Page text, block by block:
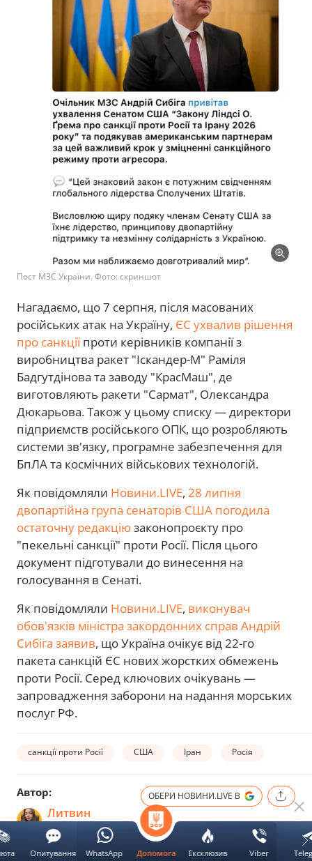
Пост МЗС України. Фото: скриншот
Нагадаємо, що 7 серпня, після масованих
російських атак на Україну, ЄС ухвалив рішення
про санкціїпроти керівників компанії з
виробництва ракет "Іскандер-М" Раміля
Бадгутдінова та заводу "КрасМаш", де
виготовляють ракети "Сармат", Олександра
Дюкарьова. Також у цьому списку — директори
підприємств російського ОПК, що розробляють
системи зв'язку, програмне забезпечення для
БпЛА та космічних військових технологій.
Як повідомляли Новини.LIVE, 28 липня
двопартійна група сенаторів США погодила
остаточну редакціюзаконопроєкту про
"пекельні санкції" проти Росії. Після цього
документ підготували до винесення на
голосування в Сенаті.
Як повідомляли Новини.LIVE, виконувач
обов'язків міністра закордонних справ Андрій
Сибіга заявив, що Україна очікує від 22-го
пакета санкцій ЄС нових жорстких обмежень
проти Росії. Серед ключових очікувань —
запровадження заборони на надання морських
послуг РФ.
санкції проти Росії США Іран Росія
Автор:
Литвин
Вікторія
ОБЕРИ НОВИНИ.LIVE В
Допомога Ексклюзив Viber
Опитування WhatsApp